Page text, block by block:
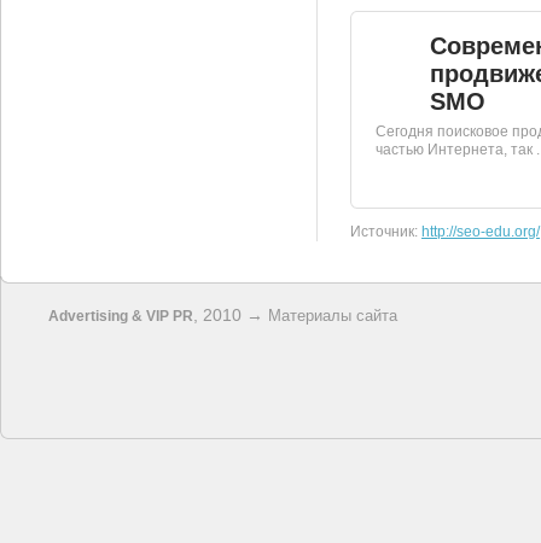
SMO
Сегодня поисковое
частью Интернета, так
Источник: http://seo-edu.org/
Advertising & VIP PR , 2010 → Материалы сайта